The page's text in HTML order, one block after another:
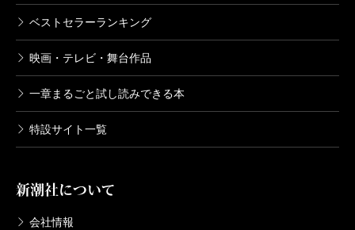
ベストセラーランキング
映画・テレビ・舞台作品
一章まるごと試し読みできる本
特設サイト一覧
新潮社について
会社情報